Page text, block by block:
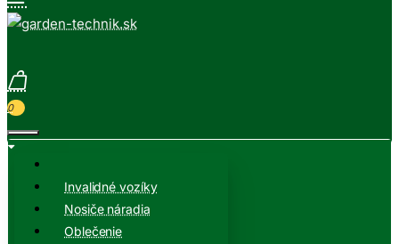
0
Invalidné vozíky
Nosiče náradia
Oblečenie